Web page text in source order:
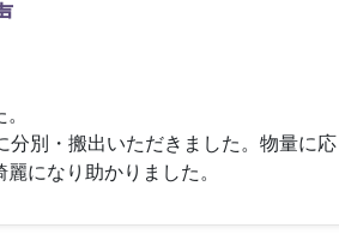
別・搬出いただきました。物量に応
になり助かりました。